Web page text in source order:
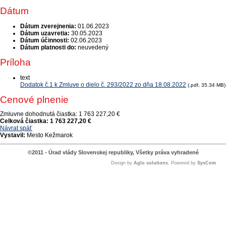
Dátum
Dátum zverejnenia: 01.06.2023
Dátum uzavretia: 30.05.2023
Dátum účinnosti: 02.06.2023
Dátum platnosti do: neuvedený
Príloha
text
Dodatok č.1 k Zmluve o dielo č. 293/2022 zo dňa 18.08.2022 (.pdf, 35.34 MB)
Cenové plnenie
Zmluvne dohodnutá čiastka: 1 763 227,20 €
Celková čiastka: 1 763 227,20 €
Návrat späť
Vystavil: Mesto Kežmarok
©2011 - Úrad vlády Slovenskej republiky, Všetky práva vyhradené
Design by Aglo solutions, Powered by SysCom